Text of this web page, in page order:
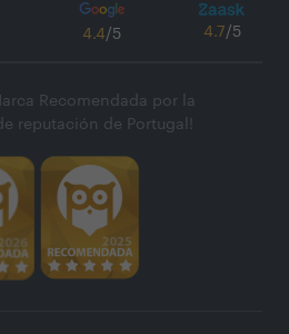
4.4/5 4.7/5
Recomendada por la
reputación de Portugal!